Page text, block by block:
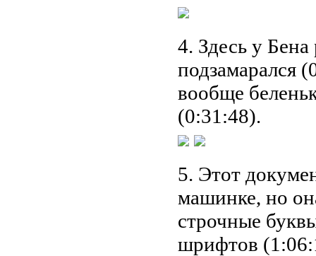
4. Здесь у
подзамарался
вообще
(0:31:48).
5. Этот
машинке, но
строчные
шрифтов